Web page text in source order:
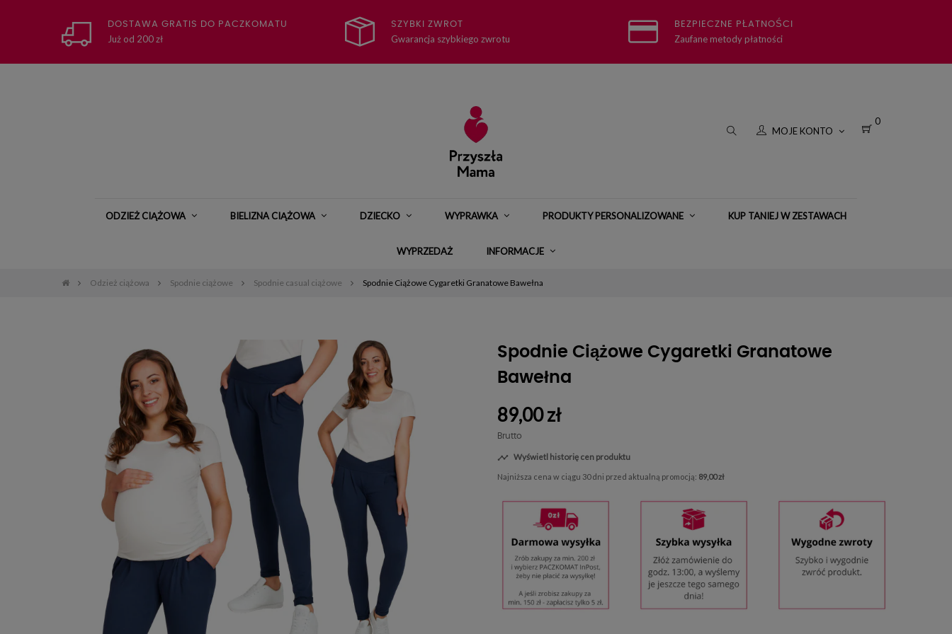
DOSTAWA GRATIS DO PACZKOMATU
Już od 200 zł
SZYBKI ZWROT
Gwarancja szybkiego zwrotu
BEZPIECZNE PŁATNOŚCI
Zaufane metody płatności
MOJE KONTO
0
ODZIEŻ CIĄŻOWA BIELIZNA CIĄŻOWA DZIECKO WYPRAWKA PRODUKTY PERSONALIZOWANE KUP TANIEJ W ZESTAWACH
WYPRZEDAŻ INFORMACJE
Odzież ciążowa Spodnie ciążowe Spodnie casual ciążowe Spodnie Ciążowe Cygaretki Granatowe Bawełna
Spodnie Ciążowe Cygaretki Granatowe
Bawełna
89,00 zł
Brutto
 Wyświetl historię cen produktu
Najniższa cena w ciągu 30 dni przed aktualną promocją: 89,00 zł